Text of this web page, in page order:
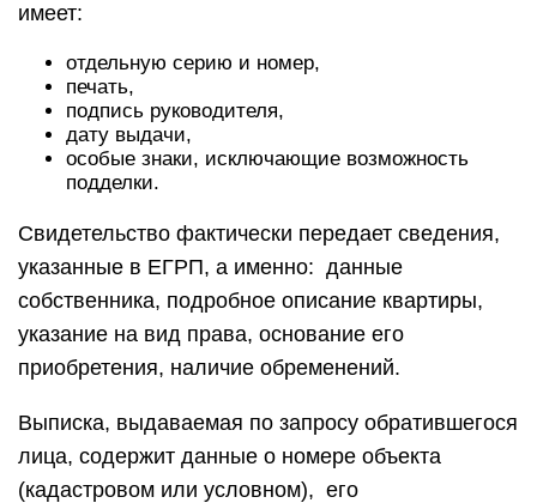
имеет:
отдельную серию и номер,
печать,
подпись руководителя,
дату выдачи,
особые знаки, исключающие возможность
подделки.
Свидетельство фактически передает сведения,
указанные в ЕГРП, а именно: данные
собственника, подробное описание квартиры,
указание на вид права, основание его
приобретения, наличие обременений.
Выписка, выдаваемая по запросу обратившегося
лица, содержит данные о номере объекта
(кадастровом или условном), его